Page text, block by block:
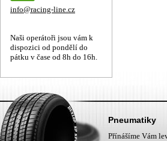
info@racing-line.cz
Naši operátoři jsou vám k
dispozici od pondělí do
pátku v čase od 8h do 16h.
Pneumatiky
Přínášíme Vám